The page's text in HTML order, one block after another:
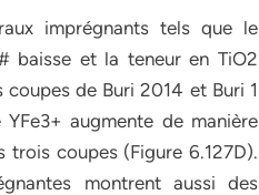
imprégnants tels que le
baisse et la teneur en TiO2
de Buri 2014 et Buri 1
augmente de manière
coupes (Figure 6.127D).
montrent aussi des